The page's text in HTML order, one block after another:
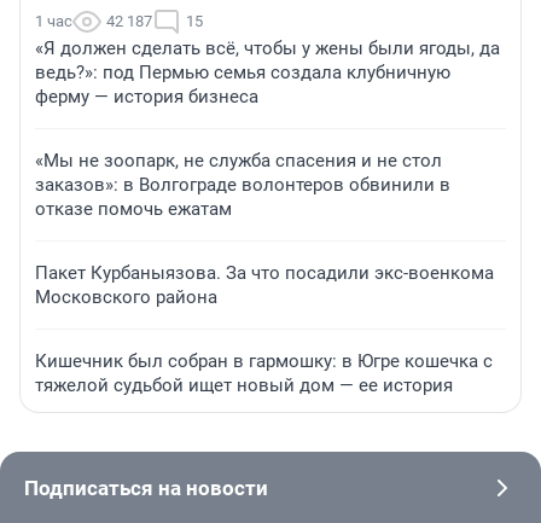
1 час 42 187 15
«Я должен сделать всё, чтобы у жены были ягоды, да
ведь?»: под Пермью семья создала клубничную
ферму — история бизнеса
«Мы не зоопарк, не служба спасения и не стол
заказов»: в Волгограде волонтеров обвинили в
отказе помочь ежатам
Пакет Курбаныязова. За что посадили экс-военкома
Московского района
Кишечник был собран в гармошку: в Югре кошечка с
тяжелой судьбой ищет новый дом — ее история
Подписаться на новости